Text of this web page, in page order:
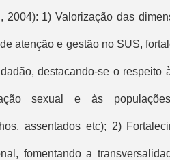
2004): 1) Valorização das
atenção e gestãono SUS,
destacando-se o respeito
sexual e às
assentados etc); 2)
fomentando a